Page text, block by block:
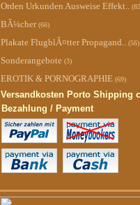
Orden Urkunden Ausweise Effekt..
BÃ¼cher (66)
Plakate FlugblÃ¤tter Propagand.. (56)
Sonderangebote (3)
EROTIK & PORNOGRAPHIE (69)
Versandkosten Porto Shipping
Bezahlung / Payment